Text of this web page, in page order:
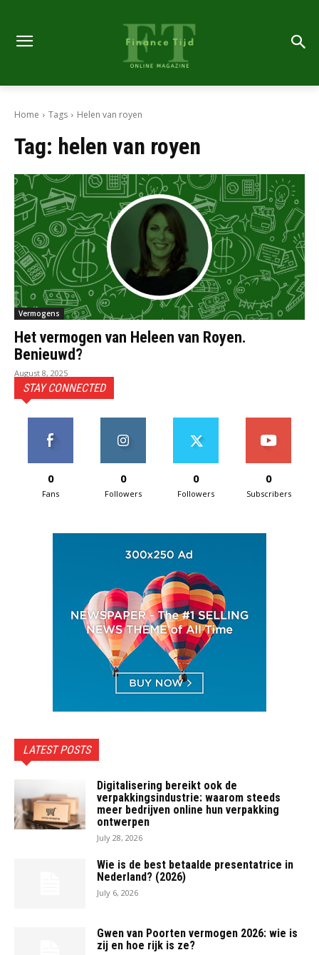
Home Tags Helen van royen
Tag: helen van royen
Vermogens
Het vermogen van Heleen van Royen.
Benieuwd?
August 8, 2025
STAY CONNECTED
0
Fans
0
Followers
0
Followers
0
Subscribers
LATEST POSTS
Digitalisering bereikt ook de
verpakkingsindustrie: waarom steeds
meer bedrijven online hun verpakking
ontwerpen
July 28, 2026
Wie is de best betaalde presentatrice in
Nederland? (2026)
July 6, 2026
Gwen van Poorten vermogen 2026: wie is
zij en hoe rijk is ze?